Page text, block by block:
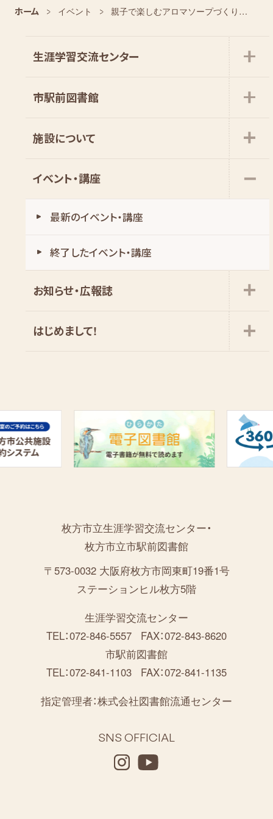
ホーム イベント 親子で楽しむアロマソープづくり ①13:30~14:30
生涯学習交流センター
市駅前図書館
施設について
イベント・講座
最新のイベント・講座
お知らせ・広報誌
はじめまして!
枚方市立生涯学習交流センター・
枚方市立市駅前図書館
〒573-0032 大阪府枚方市岡東町19番1号
ステーションヒル枚方5階
生涯学習交流センター
TEL：072-846-5557
FAX：072-843-8620
市駅前図書館
TEL：072-841-1103
FAX：072-841-1135
指定管理者：株式会社図書館流通センター
SNS OFFICIAL